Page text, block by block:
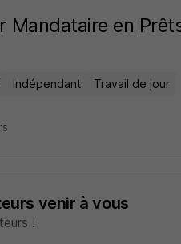
Mandataire en
Indépendant Travail de jour
venir à vous
!